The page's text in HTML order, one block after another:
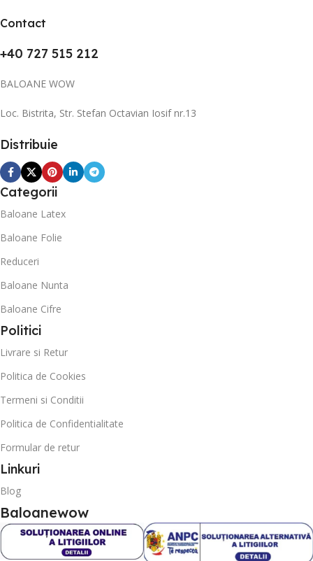
Contact
+40 727 515 212
BALOANE WOW
Loc. Bistrita, Str. Stefan Octavian Iosif nr.13
Distribuie
Categorii
Baloane Latex
Baloane Folie
Reduceri
Baloane Nunta
Baloane Cifre
Politici
Livrare si Retur
Politica de Cookies
Termeni si Conditii
Politica de Confidentialitate
Formular de retur
Linkuri
Blog
Baloanewow